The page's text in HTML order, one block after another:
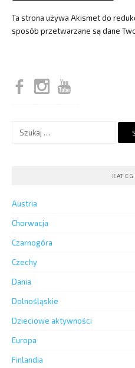
Ta strona używa Akismet do
sposób przetwarzane są dane
Austria
Chorwacja
Czarnogóra
Czechy
Dania
Dolnośląskie
Dzieciowe aktywności
Europa
Finlandia